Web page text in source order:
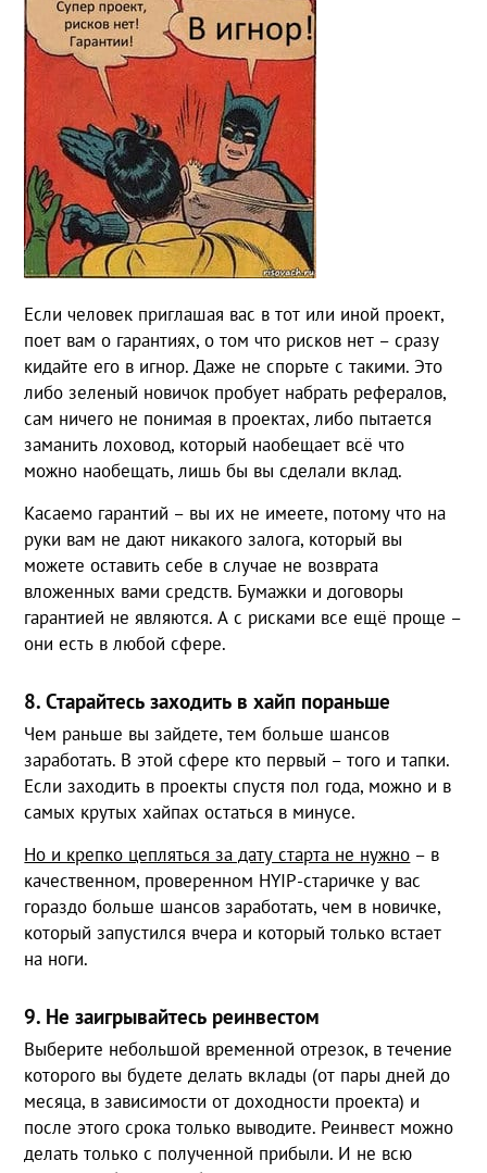
Если человек приглашая вас в тот или иной проект,
поет вам о гарантиях, о том что рисков нет – сразу
кидайте его в игнор. Даже не спорьте с такими. Это
либо зеленый новичок пробует набрать рефералов,
сам ничего не понимая в проектах, либо пытается
заманить лоховод, который наобещает всё что
можно наобещать, лишь бы вы сделали вклад.
Касаемо гарантий – вы их не имеете, потому что на
руки вам не дают никакого залога, который вы
можете оставить себе в случае не возврата
вложенных вами средств. Бумажки и договоры
гарантией не являются. А с рисками все ещё проще –
они есть в любой сфере.
8. Старайтесь заходить в хайп пораньше
Чем раньше вы зайдете, тем больше шансов
заработать. В этой сфере кто первый – того и тапки.
Если заходить в проекты спустя пол года, можно и в
самых крутых хайпах остаться в минусе.
Но и крепко цепляться за дату старта не нужно – в
качественном, проверенном HYIP-старичке у вас
гораздо больше шансов заработать, чем в новичке,
который запустился вчера и который только встает
на ноги.
9. Не заигрывайтесь реинвестом
Выберите небольшой временной отрезок, в течение
которого вы будете делать вклады (от пары дней до
месяца, в зависимости от доходности проекта) и
после этого срока только выводите. Реинвест можно
делать только с полученной прибыли. И не всю